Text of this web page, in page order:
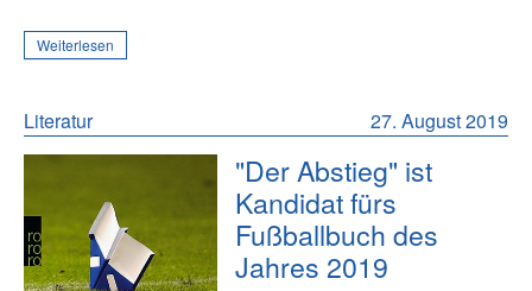
Weiterlesen
27. August 2019
Literatur
"Der Abstieg" ist
Kandidat fürs
Fußballbuch des
Jahres 2019